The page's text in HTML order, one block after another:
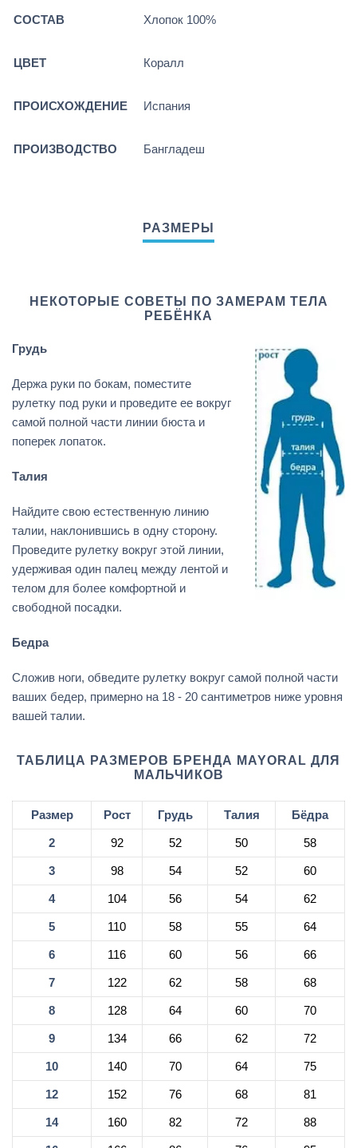
СОСТАВ Хлопок 100%
ЦВЕТ Коралл
ПРОИСХОЖДЕНИЕ Испания
ПРОИЗВОДСТВО Бангладеш
НЕКОТОРЫЕ СОВЕТЫ ПО ЗАМЕРАМ ТЕЛА
РЕБЁНКА
Грудь
Держа руки по бокам, поместите
рулетку под руки и проведите ее вокруг
самой полной части линии бюста и
поперек лопаток.
Талия
Найдите свою естественную линию
талии, наклонившись в одну сторону.
Проведите рулетку вокруг этой линии,
удерживая один палец между лентой и
телом для более комфортной и
свободной посадки.
Бедра
Сложив ноги, обведите рулетку вокруг самой полной части
ваших бедер, примерно на 18 - 20 сантиметров ниже уровня
вашей талии.
ТАБЛИЦА РАЗМЕРОВ БРЕНДА MAYORAL ДЛЯ
МАЛЬЧИКОВ
Размер Рост Грудь Талия Бёдра
2 92 52 50 58
3 98 54 52 60
4 104 56 54 62
5 110 58 55 64
6 116 60 56 66
7 122 62 58 68
8 128 64 60 70
9 134 66 62 72
10 140 70 64 75
12 152 76 68 81
14 160 82 72 88